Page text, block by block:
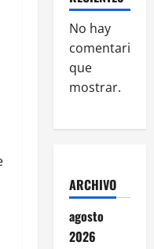
No hay
comentarios
que
mostrar.
ARCHIVO
agosto
2026